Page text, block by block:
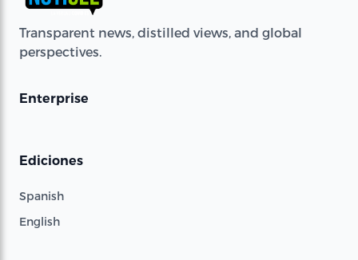
Transparent news, distilled views, and global
perspectives.
Enterprise
Ediciones
Spanish
English